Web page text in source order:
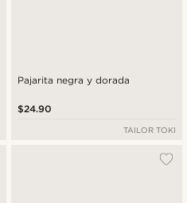
Pajarita negra y dorada
$24.90
TAILOR TOKI